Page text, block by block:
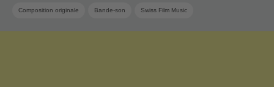
Composition originale Bande-son Swiss Film Music